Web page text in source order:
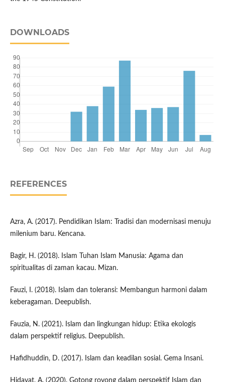
DOWNLOADS
REFERENCES
Azra, A. (2017). Pendidikan Islam: Tradisi dan modernisasi menuju
milenium baru. Kencana.
Bagir, H. (2018). Islam Tuhan Islam Manusia: Agama dan
spiritualitas di zaman kacau. Mizan.
Fauzi, I. (2018). Islam dan toleransi: Membangun harmoni dalam
keberagaman. Deepublish.
Fauzia, N. (2021). Islam dan lingkungan hidup: Etika ekologis
dalam perspektif religius. Deepublish.
Hafidhuddin, D. (2017). Islam dan keadilan sosial. Gema Insani.